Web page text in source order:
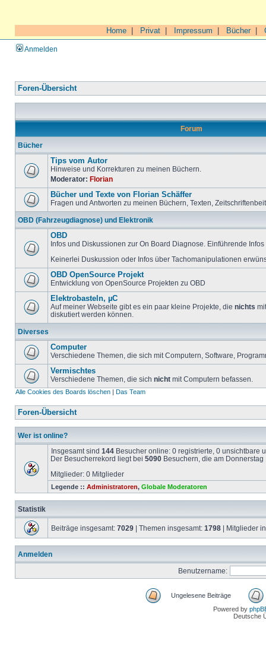
Home Privat Impressum Bücher|
Anmelden
Foren-Übersicht
Forum
Bücher
Tips vom Autor
Hinweise und Korrekturen zu meinen Büchern.
Moderator: Florian
Bücher und Texte von Florian Schäffer
Fragen und Antworten zu meinen Büchern, Texten,
OBD (Fahrzeugdiagnose) und Elektronik
OBD
Infos und Diskussionen zur On Board Diagnose. Einführende
Keinerlei Duskussion oder Infos über Tachomanipulationen
OBD OpenSource Projekt
Entwicklung von OpenSource Projekten zu OBD
Elektrobasteln, µC
Auf meiner Webseite gibt es ein paar kleine Projekte, die nichts
diskutiert werden können.
Diverses
Computer
Verschiedene Themen, die sich mit Computern, Software,
Vermischtes
Verschiedene Themen, die sich nicht mit Computern befassen.
Alle Cookies des Boards löschen | Das Team
Foren-Übersicht
Wer ist online?
Insgesamt sind 144 Besucher online: 0 registrierte, 0 unsichtbare
Der Besucherrekord liegt bei 5090 Besuchern, die am
Mitglieder: 0 Mitglieder
Legende :: Administratoren, Globale Moderatoren
Statistik
Beiträge insgesamt: 7029 | Themen insgesamt: 1798 | Mitglieder
Anmelden
Benutzername:
Ungelesene Beiträge
Powered by
Deutsche